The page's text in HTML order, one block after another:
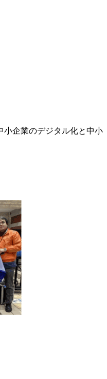
小企業のデジタル化と中小